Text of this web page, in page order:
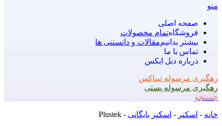
منو
صفحه اصلی
فروشگاهتمام محصولات
بیشتر بدانیممقالات و دانستنی ها
تماس با ما
درباره دبل ایکس
رهگیری مرسوله تیپاکس
رهگیری مرسوله پستی
جستجو
خانه - اسکنر - اسکنر بایگانی -
Plustek